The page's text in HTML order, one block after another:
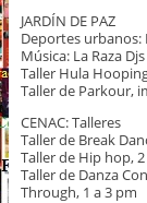
JARDÍN DE PAZ
Deportes urbanos:
Música: La Raza
Taller Hula
Taller de Parkour,
CENAC: Talleres
Taller de Break
Taller de Hip hop,
Taller de Danza
Through, 1 a 3 pm